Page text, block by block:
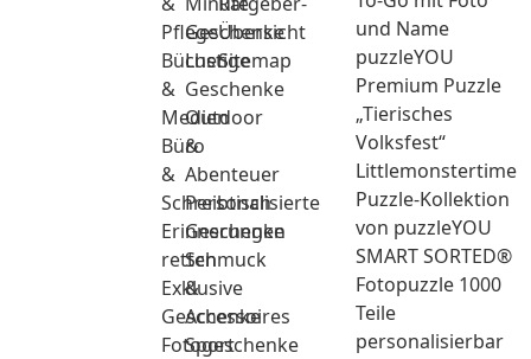
Pflege
Bücher
&
Medien
Büro
&
Schreibtisch
Erinnerungen
retten
Exklusive
Geschenke
Fotogeschenke
Geschenke
Lustige
Geschenke
Outdoor
&
Abenteuer
Personalisierte
Geschenke
Schmuck
&
Accessoires
Sport
Übersicht
Sitemap
und Name
puzzleYOU
Premium Puzzle
„Tierisches
Volksfest“
Littlemonstertime
Puzzle-Kollektion
von puzzleYOU
SMART SORTED®
Fotopuzzle 1000
Teile
personalisierbar